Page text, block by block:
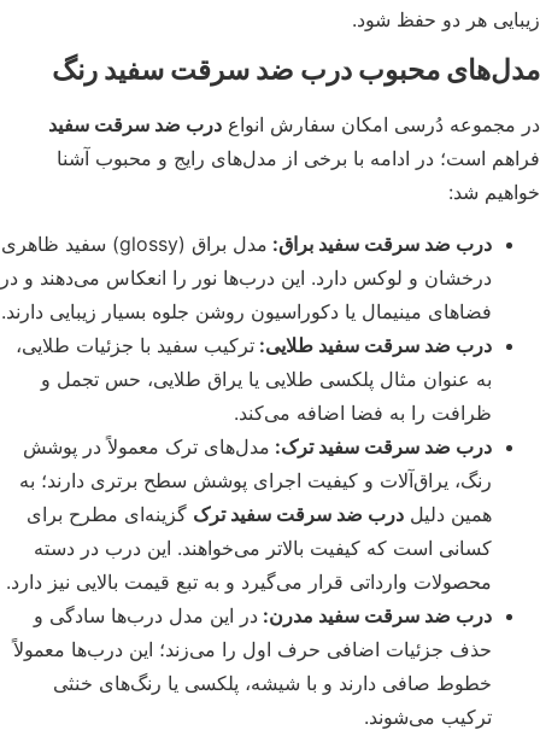
هر دو حفظ شود.
محبوب درب ضد سرقت سفید رنگ
مجموعه دُرسی امکان سفارش انواعدرب ضد سرقت سفید
است؛ در ادامه با برخی از مدل‌های رایج و محبوب آشنا
شد:
درب ضد سرقت سفید براق:
مدل براق (glossy) سفید ظاهری
درخشان و لوکس دارد. این درب‌ها نور را انعکاس می‌دهند و در
فضاهای مینیمال یا دکوراسیون روشن جلوه بسیار زیبایی دارند.
درب ضد سرقت سفید طلایی:ترکیب سفید با جزئیات طلایی،
به عنوان مثال پلکسی طلایی یا یراق طلایی، حس تجمل و
ظرافت را به فضا اضافه می‌کند.
درب ضد سرقت سفید ترک:مدل‌های ترک معمولاً در پوشش
رنگ، یراق‌آلات و کیفیت اجرای پوشش سطح برتری دارند؛ به
همین دلیلدرب ضد سرقت سفید ترک گزینه‌ای مطرح برای
کسانی است که کیفیت بالاتر می‌خواهند. این درب در دسته
محصولات وارداتی قرار می‌گیرد و به تبع قیمت بالایی نیز دارد.
درب ضد سرقت سفید مدرن:در این مدل درب‌ها سادگی و
حذف جزئیات اضافی حرف اول را می‌زند؛ این درب‌ها معمولاً
خطوط صافی دارند و با شیشه، پلکسی یا رنگ‌های خنثی
ترکیب می‌شوند.